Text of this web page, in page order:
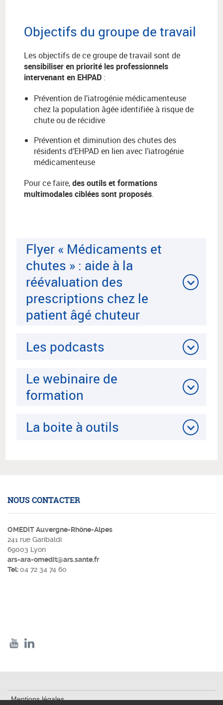
Objectifs du groupe de travail
Les objectifs de ce groupe de travail sont de
sensibiliser en priorité les professionnels
intervenant en EHPAD :
Prévention de l’iatrogénie médicamenteuse
chez la population âgée identifiée à risque de
chute ou de récidive
Prévention et diminution des chutes des
résidents d’EHPAD en lien avec l’iatrogénie
médicamenteuse
Pour ce faire,des outils et formations
multimodales ciblées sont proposés.
Flyer « Médicaments et
chutes » : aide à la
réévaluation des
prescriptions chez le
patient âgé chuteur
Les podcasts
Le webinaire de
formation
La boite à outils
NOUS CONTACTER
OMEDIT Auvergne-Rhône-Alpes
241 rue Garibaldi
69003 Lyon
ars-ara-omedit@ars.sante.fr
Tel:04 72 34 74 60
Mentions légales